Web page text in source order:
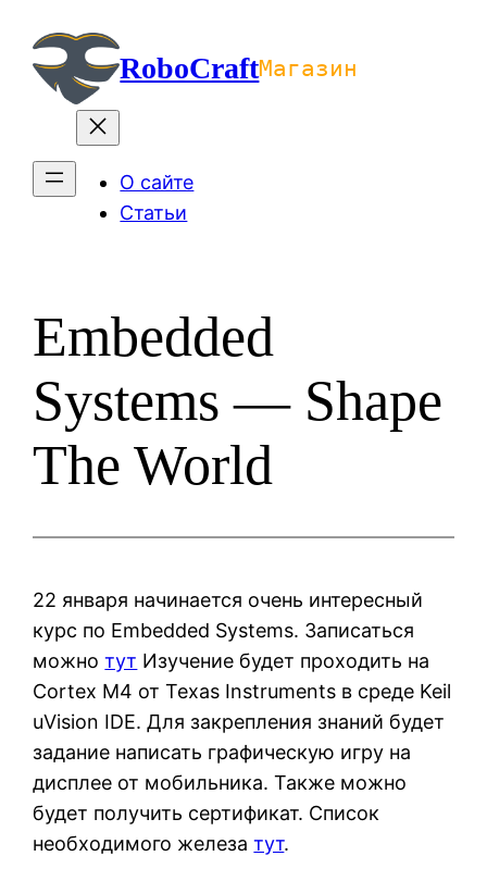
содержимомуRoboCraftМагазин
О сайте
Статьи
Embedded
Systems — Shape
The World
22 января начинается очень интересный
курс по Embedded Systems. Записаться
можнотут Изучение будет проходить на
Cortex M4 от Texas Instruments в среде Keil
uVision IDE. Для закрепления знаний будет
задание написать графическую игру на
дисплее от мобильника. Также можно
будет получить сертификат. Список
необходимого железатут.